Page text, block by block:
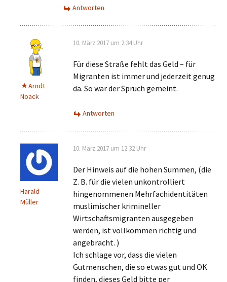
Antworten
Arndt
Noack
10. März 2017 um 2:34 Uhr
Für diese Straße fehlt das Geld – für
Migranten ist immer und jederzeit genug
da. So war der Spruch gemeint.
Antworten
Harald
Müller
10. März 2017 um 12:32 Uhr
Der Hinweis auf die hohen Summen, (die
Z. B. für die vielen unkontrolliert
hingenommenen Mehrfachidentitäten
muslimischer krimineller
Wirtschaftsmigranten ausgegeben
werden, ist vollkommen richtig und
angebracht. )
Ich schlage vor, dass die vielen
Gutmenschen, die so etwas gut und OK
finden, dieses Geld bitte per